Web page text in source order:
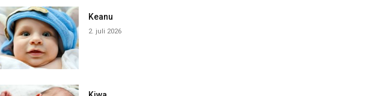
Keanu
2. juli 2026